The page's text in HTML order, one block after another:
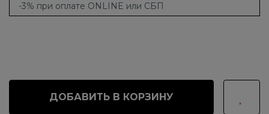
-3% при оплате ONLINE или СБП
ДОБАВИТЬ В КОРЗИНУ